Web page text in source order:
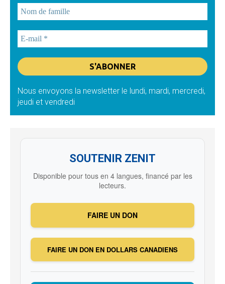
Nous envoyons la newsletter le lundi, mardi, mercredi,
jeudi et vendredi
SOUTENIR ZENIT
Disponible pour tous en 4 langues, financé par les
lecteurs.
FAIRE UN DON
FAIRE UN DON EN DOLLARS CANADIENS